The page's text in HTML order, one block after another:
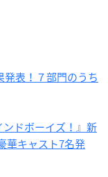
発表！７部門のうち
ドボーイズ！』新
華キャスト7名発